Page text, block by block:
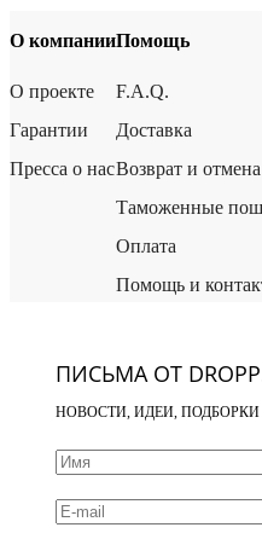
О компании
О проекте
Гарантии
Пресса о нас
Помощь
F.A.Q.
Доставка
Возврат и отмена
Таможенные
Оплата
Помощь и
ПИСЬМА ОТ
НОВОСТИ, ИДЕИ,